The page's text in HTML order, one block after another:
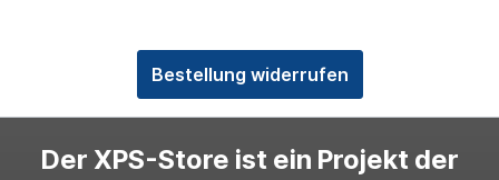
Bestellung widerrufen
Der XPS-Store ist ein Projekt der